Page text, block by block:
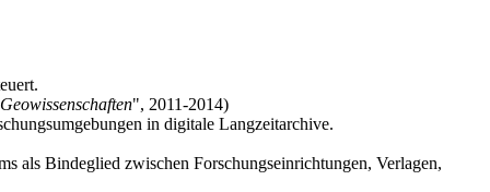
", 2011-2014)
in digitale Langzeitarchive.
als Bindeglied zwischen Forschungseinrichtungen, Verlagen,